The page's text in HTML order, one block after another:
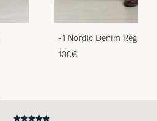
-1 Nordic Denim Regular
130€